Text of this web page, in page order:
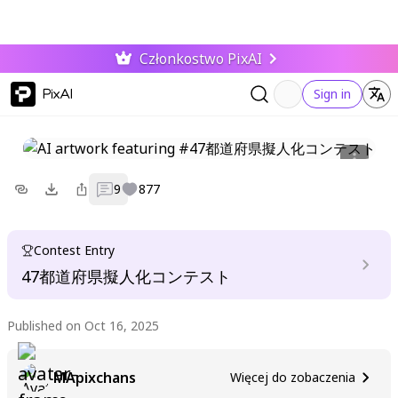
Członkostwo PixAI
PixAI Sign in
9 877
Contest Entry
47都道府県擬人化コンテスト
Published on Oct 16, 2025
MApixchans Więcej do zobaczenia